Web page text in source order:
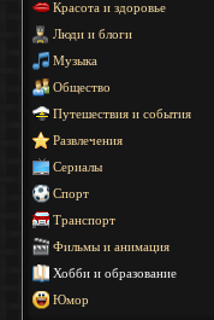
Красота и здоровье
Люди и блоги
Музыка
Общество
Путешествия и события
Развлечения
Сериалы
Спорт
Транспорт
Фильмы и анимация
Хобби и образование
Юмор